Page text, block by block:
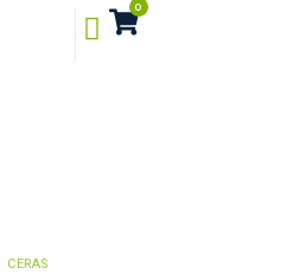
0
CERAS